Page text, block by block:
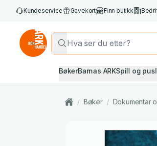
Kundeservice Gavekort Finn butikk
BøkerBarnas ARKSpill og
/ Bøker / Dokumentar